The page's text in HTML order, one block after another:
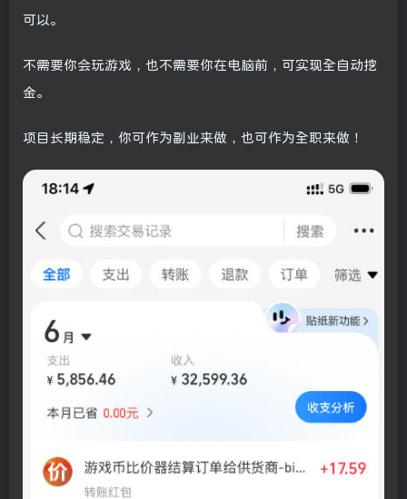
可以。
不需要你会玩游戏，也不需要你在电脑前，可实现全自动挖
金。
项目长期稳定，你可作为副业来做，也可作为全职来做！